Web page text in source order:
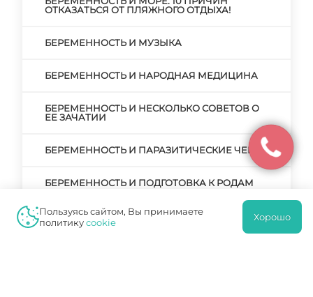
ОТКАЗАТЬСЯ ОТ ПЛЯЖНОГО ОТДЫХА!
БЕРЕМЕННОСТЬ И МУЗЫКА
БЕРЕМЕННОСТЬ И НАРОДНАЯ МЕДИЦИНА
БЕРЕМЕННОСТЬ И НЕСКОЛЬКО СОВЕТОВ О
ЕЕ ЗАЧАТИИ
БЕРЕМЕННОСТЬ И ПАРАЗИТИЧЕСКИЕ ЧЕРВИ
БЕРЕМЕННОСТЬ И ПОДГОТОВКА К РОДАМ
БЕРЕМЕННОСТЬ И ПРЕРЫВАНИЕ
БЕРЕМЕННОСТИ. РЕАЛЬНЫЕ ПРИЧИНЫ И
Пользуясь сайтом, Вы принимаете
политикуcookie Хорошо